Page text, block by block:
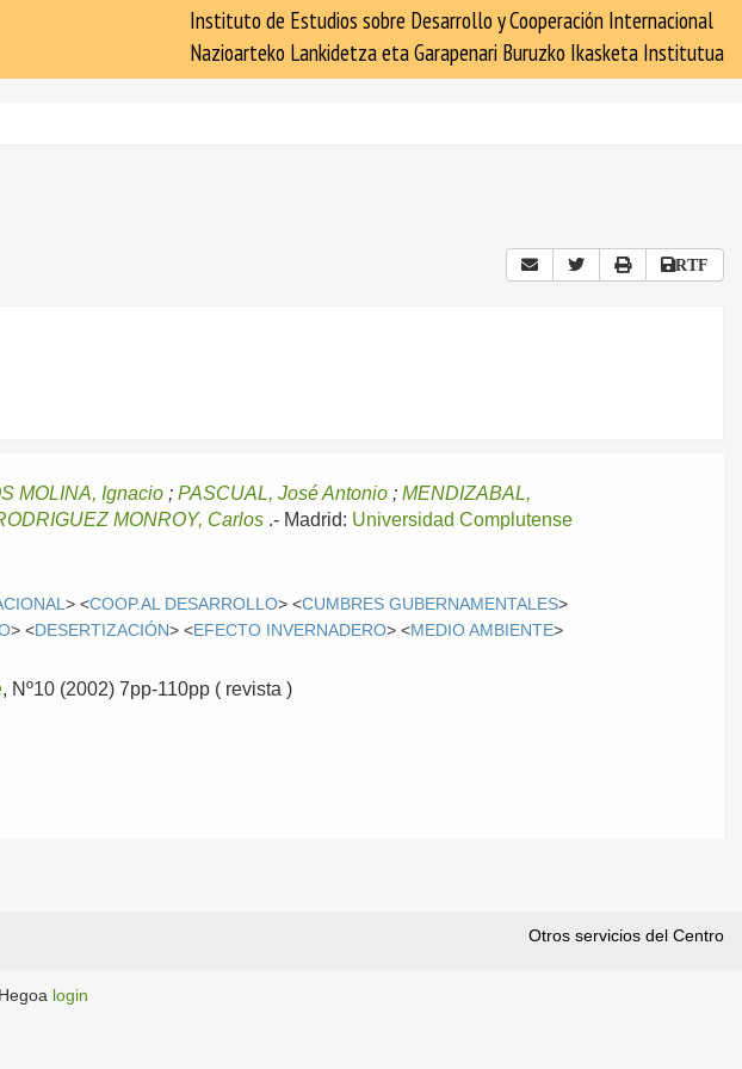
Instituto de Estudios sobre Desarrollo y Cooperación Internacional
Nazioarteko Lankidetza eta Garapenari Buruzko Ikasketa Institutua
RTF
MOLINA, Ignacio ;PASCUAL, José Antonio ;MENDIZABAL,
MONROY, Carlos .- Madrid: Universidad Complutense
> <COOP.AL DESARROLLO> <CUMBRES GUBERNAMENTALES>
> <DESERTIZACIÓN> <EFECTO INVERNADERO> <MEDIO AMBIENTE>
, Nº10 (2002) 7pp-110pp ( revista )
Otros servicios del Centro
login